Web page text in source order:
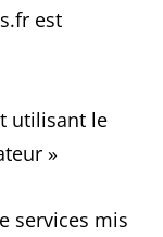
est
utilisant le
»
services mis